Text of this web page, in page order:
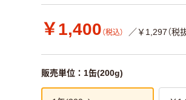
￥1,400 （税込） ／￥1,297（税
販売単位：1缶(200g)